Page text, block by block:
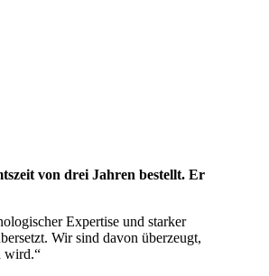
von drei Jahren bestellt. Er
Expertise und starker
Wir sind davon überzeugt,
wird.“